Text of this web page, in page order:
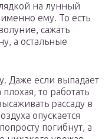
на лунный
ему. То есть
сажать
а остальные
Даже если выпадает
то работать
рассаду в
опускается
погибнут, а